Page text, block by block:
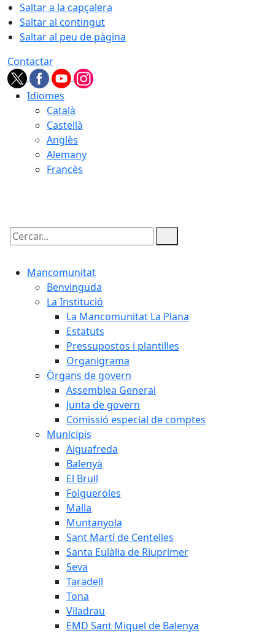
Saltar a la capçalera
Saltar al contingut
Saltar al peu de pàgina
Contactar
Idiomes
Català
Castellà
Anglès
Alemany
Francès
Cercar:
Mancomunitat
Benvinguda
La Institució
La Mancomunitat La Plana
Estatuts
Pressupostos i plantilles
Organigrama
Òrgans de govern
Assemblea General
Junta de govern
Comissió especial de comptes
Municipis
Aiguafreda
Balenyà
El Brull
Folgueroles
Malla
Muntanyola
Sant Martí de Centelles
Santa Eulàlia de Riuprimer
Seva
Taradell
Tona
Viladrau
EMD Sant Miquel de Balenya